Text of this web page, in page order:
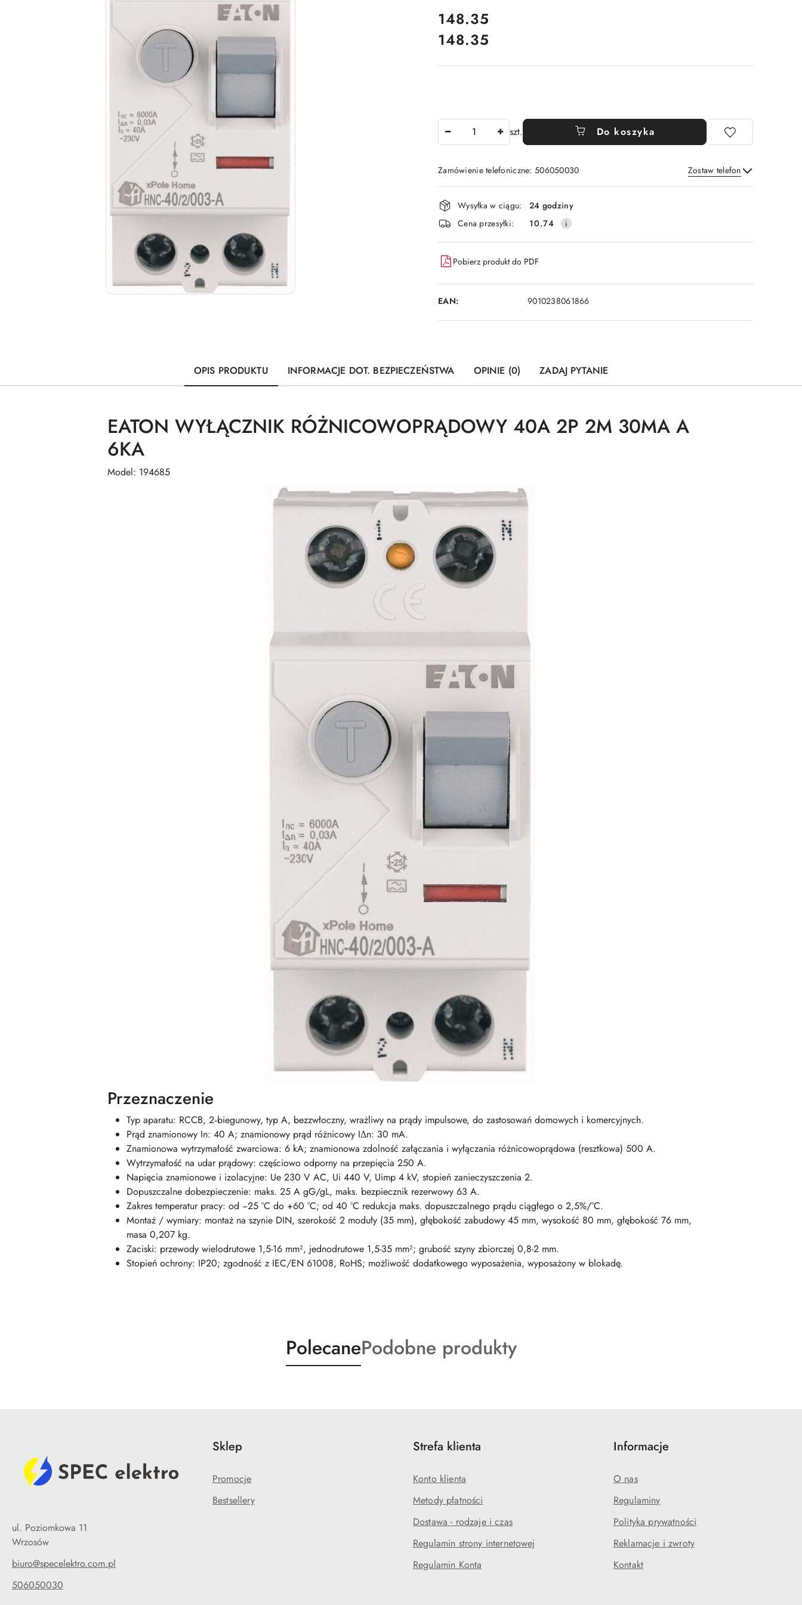
cena:
148.35
Cena:
148.35
szt. Do koszyka
Zamówienie telefoniczne: 506050030 Zostaw telefon
Wyślij
Dostępność
i
dostawa
Wysyłka w ciągu:
24 godziny
Cena przesyłki:
10.74
Pobierz produkt do PDF
EAN: 9010238061866
OPIS PRODUKTU INFORMACJE DOT. BEZPIECZEŃSTWA OPINIE (0) ZADAJ PYTANIE
EATON WYŁĄCZNIK RÓŻNICOWOPRĄDOWY 40A 2P 2M 30MA A
6KA
Model: 194685
Przeznaczenie
Typ aparatu: RCCB, 2‑biegunowy, typ A, bezzwłoczny, wrażliwy na prądy impulsowe, do zastosowań domowych i komercyjnych.
Prąd znamionowy In: 40 A; znamionowy prąd różnicowy IΔn: 30 mA.
Znamionowa wytrzymałość zwarciowa: 6 kA; znamionowa zdolność załączania i wyłączania różnicowoprądowa (resztkowa) 500 A.
Wytrzymałość na udar prądowy: częściowo odporny na przepięcia 250 A.
Napięcia znamionowe i izolacyjne: Ue 230 V AC, Ui 440 V, Uimp 4 kV, stopień zanieczyszczenia 2.
Dopuszczalne dobezpieczenie: maks. 25 A gG/gL, maks. bezpiecznik rezerwowy 63 A.
Zakres temperatur pracy: od −25 °C do +60 °C; od 40 °C redukcja maks. dopuszczalnego prądu ciągłego o 2,5%/°C.
Montaż / wymiary: montaż na szynie DIN, szerokość 2 moduły (35 mm), głębokość zabudowy 45 mm, wysokość 80 mm, głębokość 76 mm,
masa 0,207 kg.
Zaciski: przewody wielodrutowe 1,5-16 mm², jednodrutowe 1,5-35 mm²; grubość szyny zbiorczej 0,8-2 mm.
Stopień ochrony: IP20; zgodność z IEC/EN 61008, RoHS; możliwość dodatkowego wyposażenia, wyposażony w blokadę.
Produkty
o
PolecaneProdukty
o
Podobne produkty
ul. Poziomkowa 11
Wrzosów
biuro@specelektro.com.pl
506050030
Sklep
Promocje
Bestsellery
Strefa klienta
Konto klienta
Metody płatności
Dostawa - rodzaje i czas
Regulamin strony internetowej
Regulamin Konta
Informacje
O nas
Regulaminy
Polityka prywatności
Reklamacje i zwroty
Kontakt